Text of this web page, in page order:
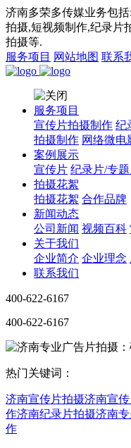
济南多荣多传媒业务包
拍摄,短视频制作,纪录片
拍摄等.
服务项目 网站地图 联系
服务项目
宣传片拍摄制作 纪
拍摄制作 网络微电
案例展示
宣传片 纪录片/专
拍摄花絮
拍摄花絮 合作品牌
新闻动态
公司新闻 视频百科
关于我们
企业简介 企业理念
联系我们
400-622-6167
400-622-6167
热门关键词：
济南宣传片拍摄济南宣
作济南纪录片拍摄济南
作